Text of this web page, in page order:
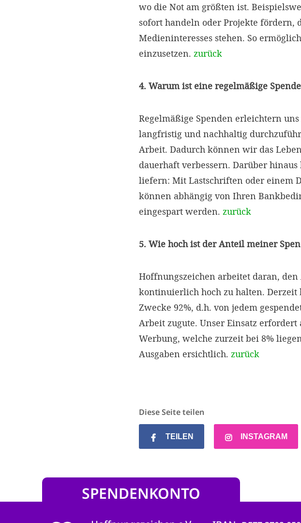
wo die Not am größten ist.
sofort handeln oder Projekte
Medieninteresses stehen. So
einzusetzen. zurück
4. Warum ist eine regelmäßige
Regelmäßige Spenden erleichtern
langfristig und nachhaltig
Arbeit. Dadurch können wir das
dauerhaft verbessern. Darüber
liefern: Mit Lastschriften oder einem
können abhängig von Ihren
eingespart werden. zurück
5. Wie hoch ist der Anteil meiner
Hoffnungszeichen arbeitet daran,
kontinuierlich hoch zu halten. Derzeit
Zwecke 92%, d.h. von jedem
Arbeit zugute. Unser Einsatz
Werbung, welche zurzeit bei 8%
Ausgaben ersichtlich. zurück
Diese Seite teilen
TEILEN INSTAGRAM
SPENDENKONTO